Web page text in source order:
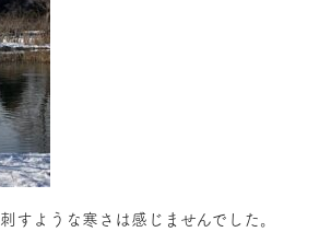
すような寒さは感じませんでした。